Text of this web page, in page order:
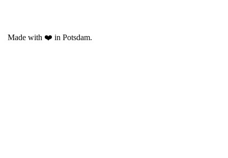
Made with ❤️ in Potsdam.